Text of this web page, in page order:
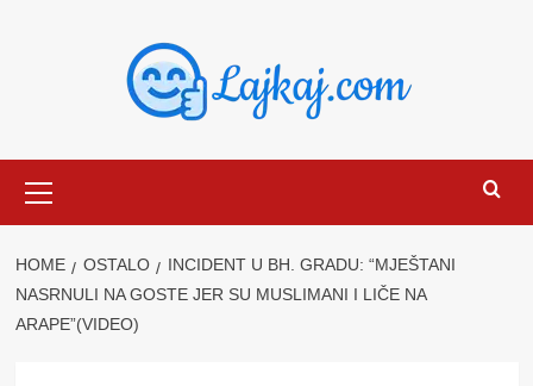
Menu
HOME OSTALO
INCIDENT U BH. GRADU: “MJEŠTANI
NASRNULI NA GOSTE JER SU MUSLIMANI I LIČE NA
ARAPE”(VIDEO)